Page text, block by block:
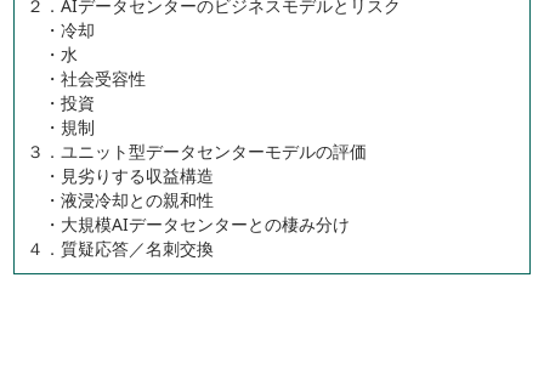
２．AIデータセンターのビジネスモデルとリスク
・冷却
・水
・社会受容性
・投資
・規制
３．ユニット型データセンターモデルの評価
・見劣りする収益構造
・液浸冷却との親和性
・大規模AIデータセンターとの棲み分け
４．質疑応答／名刺交換